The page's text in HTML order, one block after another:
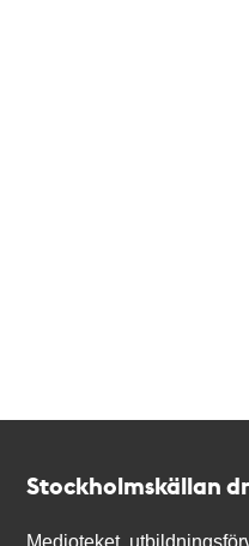
Stockholmskällan
Medioteket,